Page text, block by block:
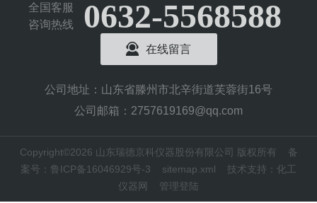
全国客服
咨询热线
0632-5568588
在线留言
公司地址：山东省滕州市北辛街道芙蓉街16号
公司邮箱：2757619169@qq.com
Copyright©2026 山东瑞德京科仪器股份有限公司 版权所有 备
案号：鲁ICP备16046929号-3
sitemap.xml 技术支持： 化工
仪器网
管理登陆